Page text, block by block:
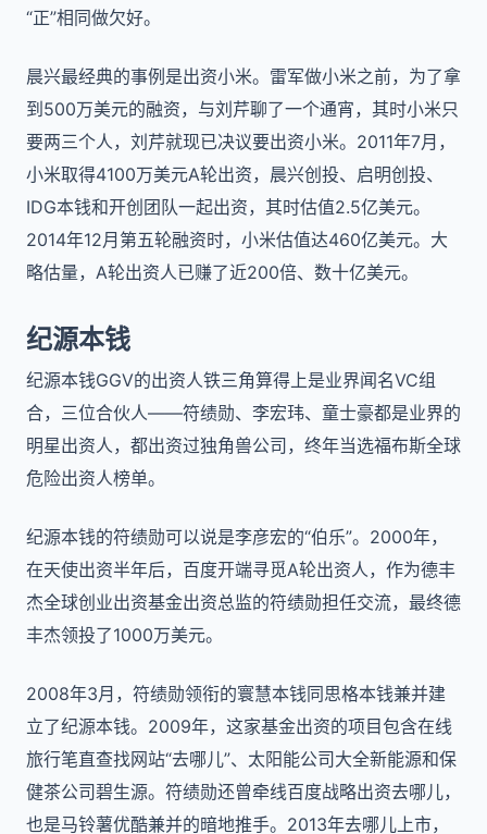
“正”相同做欠好。
晨兴最经典的事例是出资小米。雷军做小米之前，为了拿
到500万美元的融资，与刘芹聊了一个通宵，其时小米只
要两三个人，刘芹就现已决议要出资小米。2011年7月，
小米取得4100万美元A轮出资，晨兴创投、启明创投、
IDG本钱和开创团队一起出资，其时估值2.5亿美元。
2014年12月第五轮融资时，小米估值达460亿美元。大
略估量，A轮出资人已赚了近200倍、数十亿美元。
纪源本钱
纪源本钱GGV的出资人铁三角算得上是业界闻名VC组
合，三位合伙人——符绩勋、李宏玮、童士豪都是业界的
明星出资人，都出资过独角兽公司，终年当选福布斯全球
危险出资人榜单。
纪源本钱的符绩勋可以说是李彦宏的“伯乐”。2000年，
在天使出资半年后，百度开端寻觅A轮出资人，作为德丰
杰全球创业出资基金出资总监的符绩勋担任交流，最终德
丰杰领投了1000万美元。
2008年3月，符绩勋领衔的寰慧本钱同思格本钱兼并建
立了纪源本钱。2009年，这家基金出资的项目包含在线
旅行笔直查找网站“去哪儿”、太阳能公司大全新能源和保
健茶公司碧生源。符绩勋还曾牵线百度战略出资去哪儿，
也是马铃薯优酷兼并的暗地推手。2013年去哪儿上市，